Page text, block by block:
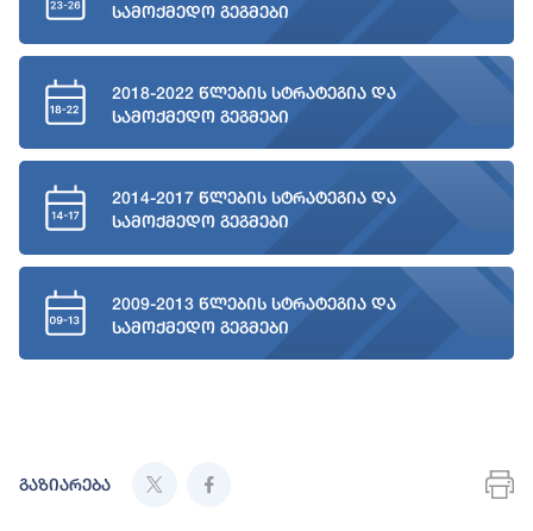
სამოქმედო გეგმები
2018-2022 წლების სტრატეგია და
სამოქმედო გეგმები
2014-2017 წლების სტრატეგია და
სამოქმედო გეგმები
2009-2013 წლების სტრატეგია და
სამოქმედო გეგმები
გაზიარება